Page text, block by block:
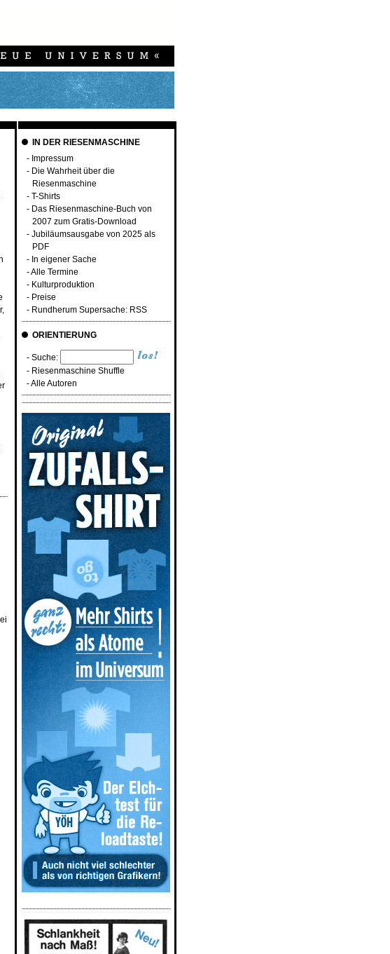
IN DER RIESENMASCHINE
- Impressum
- Die Wahrheit über die
Riesenmaschine
-T-Shirts
- Das Riesenmaschine-Buch von
2007 zum Gratis-Download
-Jubiläumsausgabe von 2025 als
PDF
- In eigener Sache
-Alle Termine
- Kulturproduktion
- Preise
- Rundherum Supersache: RSS
ORIENTIERUNG
- Suche:
- Riesenmaschine Shuffle
-Alle Autoren